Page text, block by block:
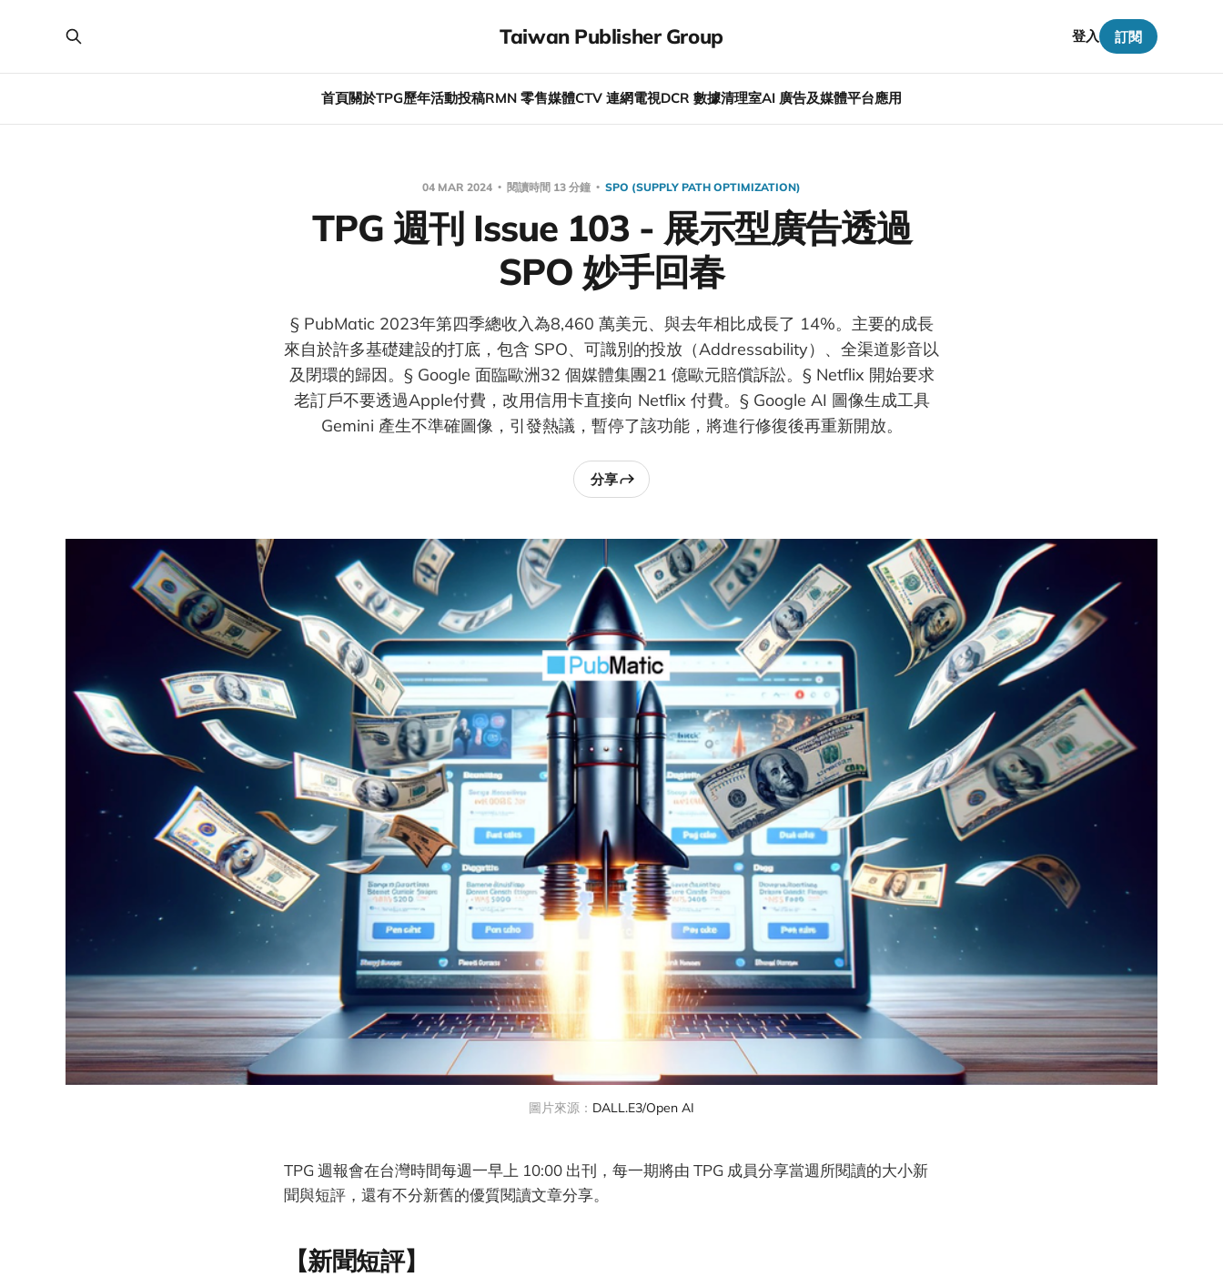
Taiwan Publisher Group
首頁關於TPG歷年活動投稿RMN 零售媒體CTV 連網電視DCR 數據清理室AI 廣告及媒體平台應用
登入 訂閱
04 MAR 2024 閱讀時間 13 分鐘 SPO (SUPPLY PATH OPTIMIZATION)
TPG 週刊 Issue 103 - 展示型廣告透過
SPO 妙手回春
§ PubMatic 2023年第四季總收入為8,460 萬美元、與去年相比成長了 14%。主要的成長
來自於許多基礎建設的打底，包含 SPO、可識別的投放（Addressability）、全渠道影音以
及閉環的歸因。§ Google 面臨歐洲32 個媒體集團21 億歐元賠償訴訟。§ Netflix 開始要求
老訂戶不要透過Apple付費，改用信用卡直接向 Netflix 付費。§ Google AI 圖像生成工具
Gemini 產生不準確圖像，引發熱議，暫停了該功能，將進行修復後再重新開放。
分享
圖片來源： DALL.E3/Open AI
TPG 週報會在台灣時間每週一早上 10:00 出刊，每一期將由 TPG 成員分享當週所閱讀的大小新
聞與短評，還有不分新舊的優質閱讀文章分享。
【新聞短評】